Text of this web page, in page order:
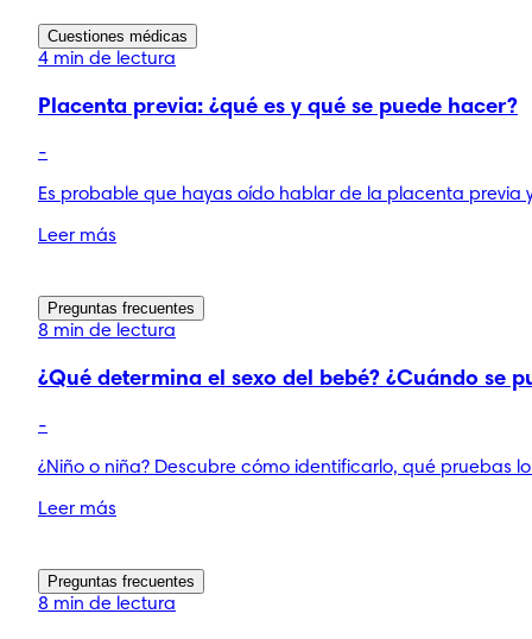
Cuestiones médicas
4 min de lectura
Placenta previa: ¿qué es y qué se puede hacer?
-
Es probable que hayas oído hablar de la placenta
Leer más
Preguntas frecuentes
8 min de lectura
¿Qué determina el sexo del bebé? ¿Cuándo se
-
¿Niño o niña? Descubre cómo identificarlo, qué pruebas
Leer más
Preguntas frecuentes
8 min de lectura